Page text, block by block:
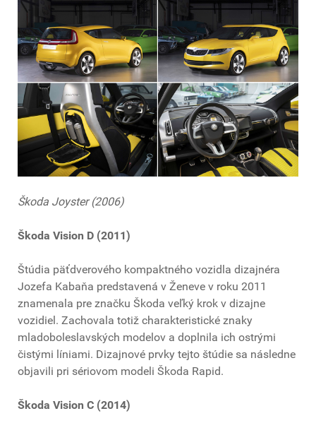
Škoda Joyster (2006)
Škoda Vision D (2011)
Štúdia päťdverového kompaktného vozidla dizajnéra
Jozefa Kabaňa predstavená v Ženeve v roku 2011
znamenala pre značku Škoda veľký krok v dizajne
vozidiel. Zachovala totiž charakteristické znaky
mladoboleslavských modelov a doplnila ich ostrými
čistými líniami. Dizajnové prvky tejto štúdie sa následne
objavili pri sériovom modeli Škoda Rapid.
Škoda Vision C (2014)